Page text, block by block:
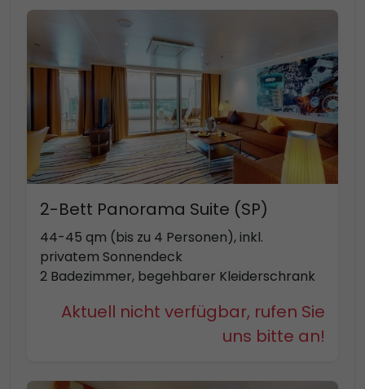
2-Bett Panorama Suite (SP)
44-45 qm (bis zu 4 Personen), inkl.
privatem Sonnendeck
2 Badezimmer, begehbarer Kleiderschrank
Aktuell nicht verfügbar, rufen Sie
uns bitte an!